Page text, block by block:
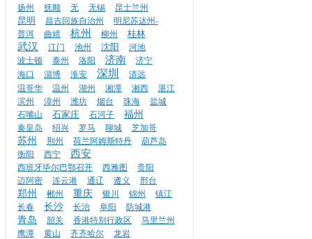
扬州 抚顺 无 无锡 昆士兰州
昆明 昌吉回族自治州
明尼苏达州-
普洱
曲靖 杭州 柳州 桂林
武汉 江门 池州 沈阳
河池
波士顿
泰州 洛阳 济南
济宁
海口
淄博 淮安 深圳
清远
温哥华
温州 湖州 湘潭 湘西
湛江
滨州
漳州 潍坊 烟台 珠海
盐城
石嘴山
石家庄 石河子 福州
秦皇岛 绍兴 罗马 聊城 芝加哥
苏州 荆州 荷兰阿姆斯特丹
葫芦岛
衡阳
西宁 西安
西班牙毕尔巴鄂召开 西雅图
贵阳
迈阿密
连云港 通辽 遵义 邢台
郑州 郴州 重庆 银川 锦州
镇江
长春
长沙 长治 阜阳 防城港
青岛 韶关 香港特别行政区
马里兰州
鹰潭
黄山 齐齐哈尔 龙岩